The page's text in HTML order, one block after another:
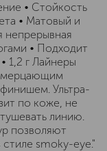
• Стойкость
• Матовый и
непрерывная
• Подходит
1,2 г Лайнеры
мерцающим
Ультра-
по коже, не
линию.
позволяют
стиле smoky-eye."